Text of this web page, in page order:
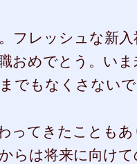
フレッシュな新
おめでとう。い
でもなくさない
ってきたことも
らは将来に向け